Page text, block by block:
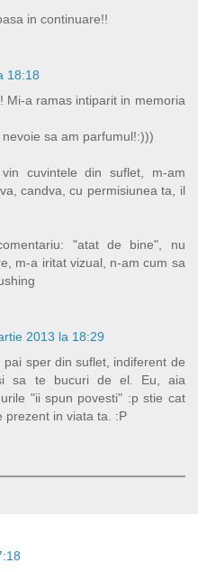
in continuare!!
18:18
Mi-a ramas intiparit in memoria
sa am parfumul!:)))
cuvintele din suflet, m-am
candva, cu permisiunea ta, il
"atat de bine", nu
m-a iritat vizual, n-am cum sa
2013 la 18:29
sper din suflet, indiferent de
sa te bucuri de el. Eu, aia
"ii spun povesti" :p stie cat
prezent in viata ta. :P